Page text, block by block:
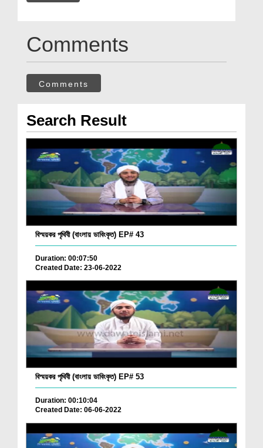
Comments
Comments
Search Result
বিস্ময়কর পৃথিবী (বাংলায় ডাবিংকৃত) EP# 43
Duration: 00:07:50
Created Date: 23-06-2022
বিস্ময়কর পৃথিবী (বাংলায় ডাবিংকৃত) EP# 53
Duration: 00:10:04
Created Date: 06-06-2022